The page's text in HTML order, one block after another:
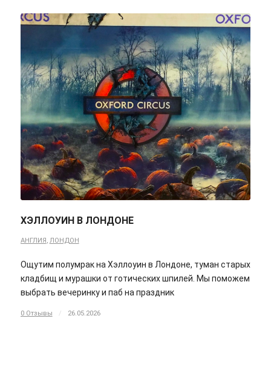
ХЭЛЛОУИН В ЛОНДОНЕ
АНГЛИЯ, ЛОНДОН
Ощутим полумрак на Хэллоуин в Лондоне, туман старых
кладбищ и мурашки от готических шпилей. Мы поможем
выбрать вечеринку и паб на праздник
0 Отзывы / 26.05.2026